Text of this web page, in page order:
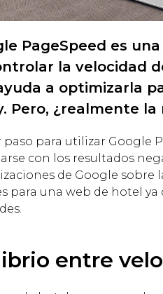
PageSpeed es
la velocidad
a optimizarla
Pero, ¿realmente la
paso para utilizar Google
con los resultados
de Google sobre
para una web de hotel
entre